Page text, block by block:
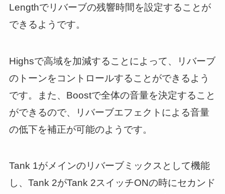
Lengthでリバーブの残響時間を設定することが
できるようです。
Highsで高域を加減することによって、リバーブ
のトーンをコントロールすることができるよう
です。また、Boostで全体の音量を決定すること
ができるので、リバーブエフェクトによる音量
の低下を補正が可能のようです。
Tank 1がメインのリバーブミックスとして機能
し、Tank 2がTank 2スイッチONの時にセカンド